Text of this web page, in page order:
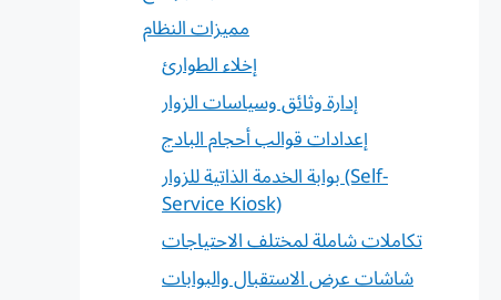
مميزات النظام
إخلاء الطوارئ
إدارة وثائق وسياسات الزوار
إعدادات قوالب أحجام البادج
بوابة الخدمة الذاتية للزوار (Self-
Service Kiosk)
تكاملات شاملة لمختلف الاحتياجات
شاشات عرض الاستقبال والبوابات